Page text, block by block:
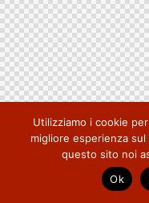
Utilizziamo i cookie
migliore esperienza
questo sito noi
Ok